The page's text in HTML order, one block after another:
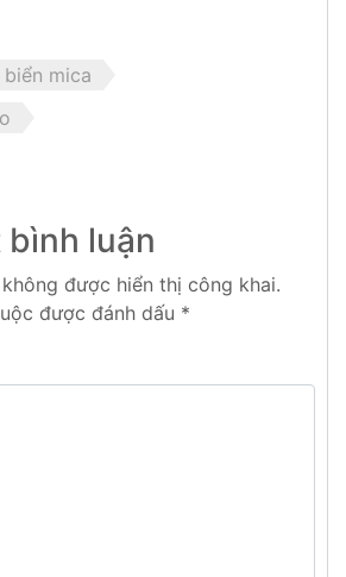
biển mica
luận
được hiển thị công khai.
được đánh dấu *